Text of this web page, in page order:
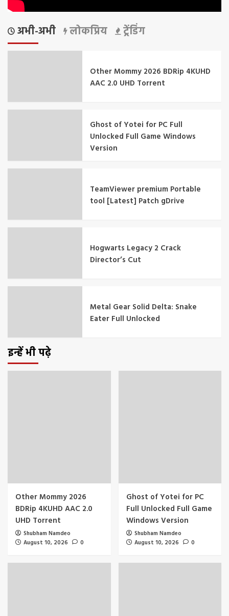
अभी-अभी लोकप्रिय ट्रेंडिंग
Other Mommy 2026 BDRip 4KUHD
AAC 2.0 UHD Torrent
Ghost of Yotei for PC Full
Unlocked Full Game Windows
Version
TeamViewer premium Portable
tool [Latest] Patch gDrive
Hogwarts Legacy 2 Crack
Director’s Cut
Metal Gear Solid Delta: Snake
Eater Full Unlocked
इन्हें भी पढ़े
Other Mommy 2026
BDRip 4KUHD AAC 2.0
UHD Torrent
Shubham Namdeo
August 10, 2026
0
Ghost of Yotei for PC
Full Unlocked Full Game
Windows Version
Shubham Namdeo
August 10, 2026
0